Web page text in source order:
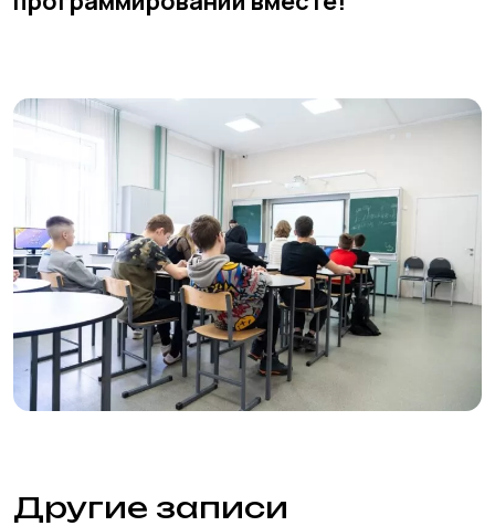
Подготовительный факультет
Технический факультет
Графический факультет
Стоимость
Преподаватели
Вопросы и ответы
Об академии
Отзывы
Блог